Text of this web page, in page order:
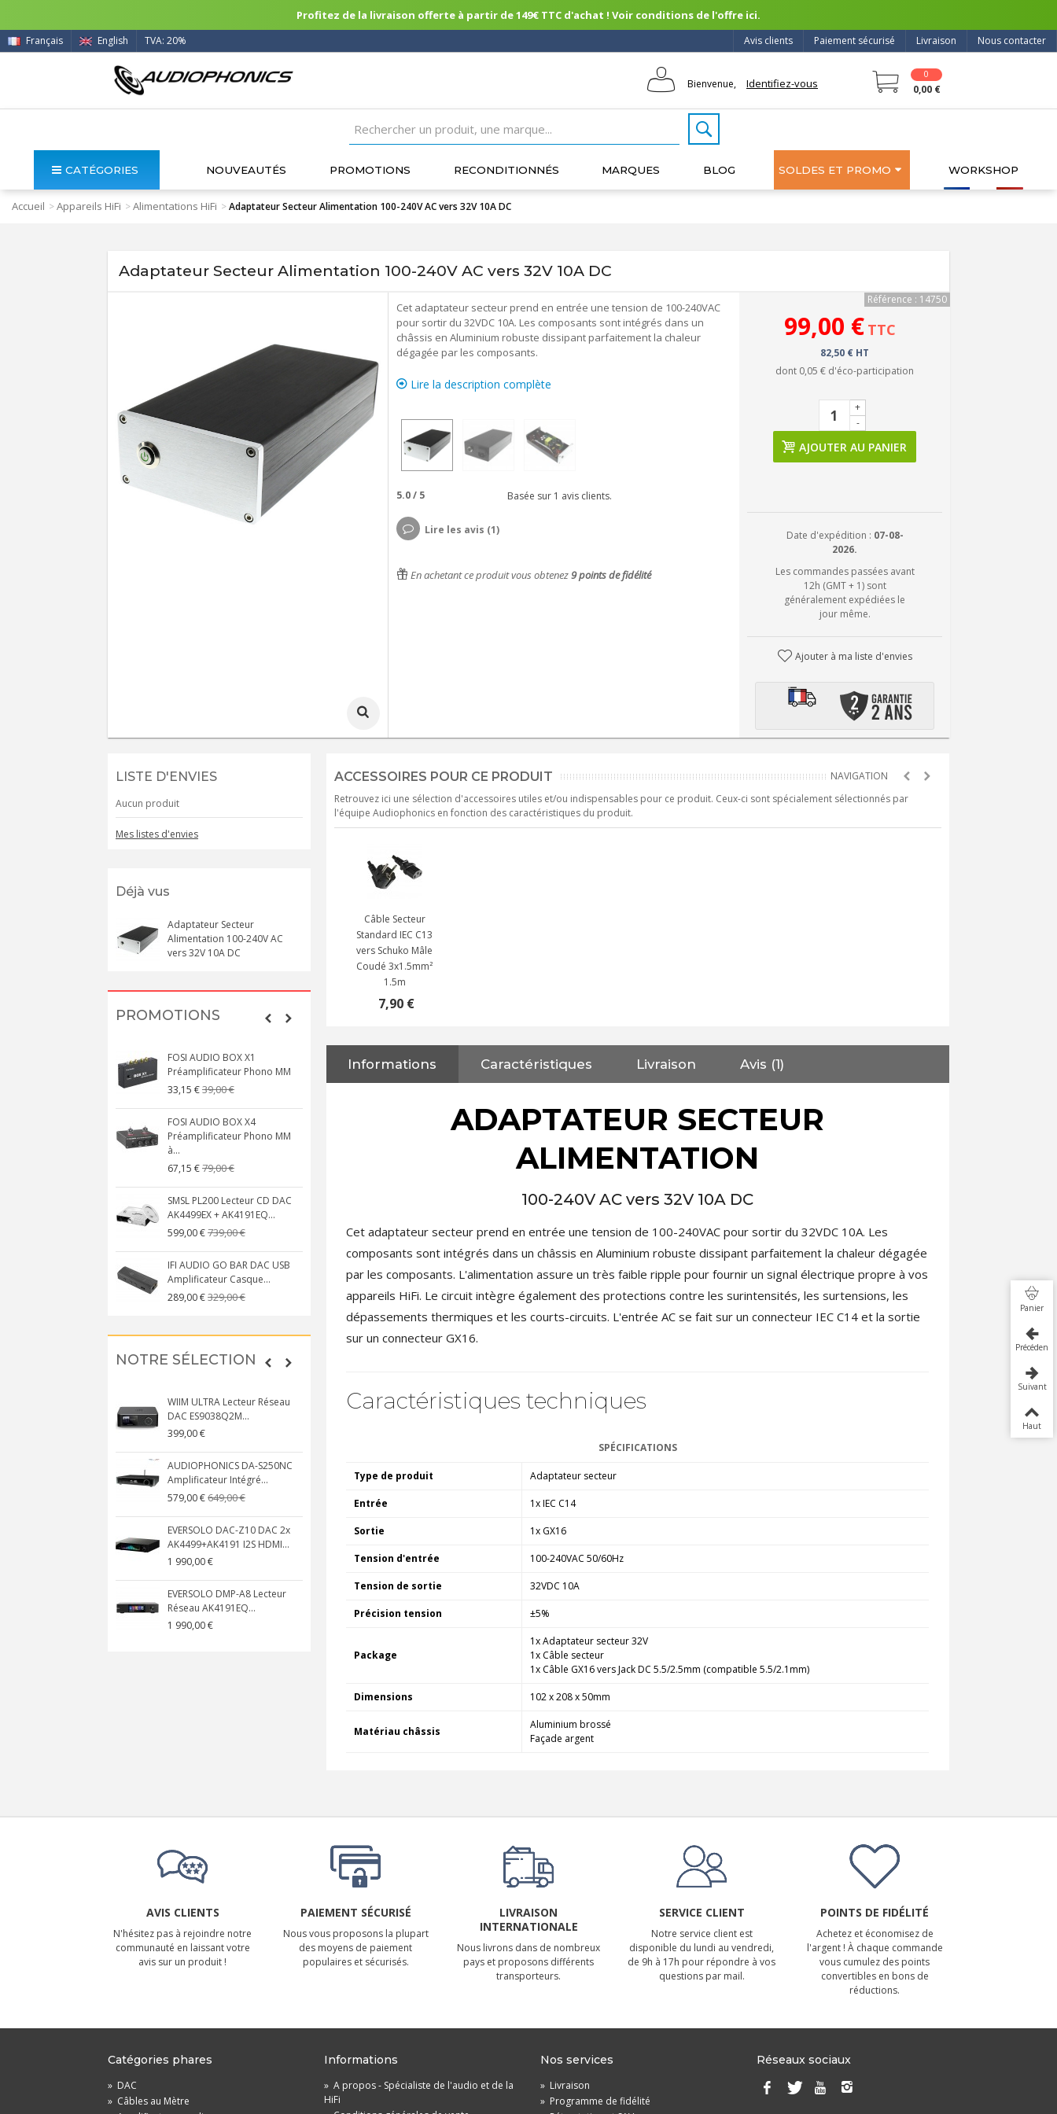
Profitez de la livraison offerte à partir de 149€ TTC d'achat ! Voir conditions de l'offre ici.
Nous contacter
Livraison
Paiement sécurisé
Avis clients
Français English TVA: 20%
Bienvenue, Identifiez-vous
0
0,00 €
CATÉGORIES NOUVEAUTÉS PROMOTIONS RECONDITIONNÉS MARQUES BLOG SOLDES ET PROMO WORKSHOP
Accueil >Appareils HiFi >Alimentations HiFi >Adaptateur Secteur Alimentation 100-240V AC vers 32V 10A DC
Adaptateur Secteur Alimentation 100-240V AC vers 32V 10A DC
Cet adaptateur secteur prend en entrée une tension de 100-240VAC
pour sortir du 32VDC 10A. Les composants sont intégrés dans un
châssis en Aluminium robuste dissipant parfaitement la chaleur
dégagée par les composants.
Lire la description complète
5.0/ 5 Basée sur 1 avis clients.
Lire les avis (1)
En achetant ce produit vous obtenez9points de fidélité
Référence : 14750
99,00 € TTC
82,50 € HT
dont 0,05 € d'éco-participation
-
+
AJOUTER AU PANIER
Date d'expédition : 07-08-
2026.
Les commandes passées avant
12h (GMT + 1) sont
généralement expédiées le
jour même.
Ajouter à ma liste d'envies
LISTE D'ENVIES
Aucun produit
Mes listes d'envies
Déjà vus
Adaptateur Secteur
Alimentation 100-240V AC
vers 32V 10A DC
PROMOTIONS
FOSI AUDIO BOX X1
Préamplificateur Phono MM
33,15 €39,00 €
FOSI AUDIO BOX X4
Préamplificateur Phono MM
à...
67,15 €79,00 €
SMSL PL200 Lecteur CD DAC
AK4499EX + AK4191EQ...
599,00 €739,00 €
IFI AUDIO GO BAR DAC USB
Amplificateur Casque...
289,00 €329,00 €
NEUTRIK NC3FXX Connecteur
XLR Femelle 3 Pôles...
[GRADE B] DAYTON AUDIO
FOSI AUDIO CA30
Amplificateur 4 Voies pour...
135,99 €159,99 €
NOTRE SÉLECTION
WIIM ULTRA Lecteur Réseau
DAC ES9038Q2M...
399,00 €
AUDIOPHONICS DA-S250NC
Amplificateur Intégré...
579,00 €649,00 €
EVERSOLO DAC-Z10 DAC 2x
AK4499+AK4191 I2S HDMI...
1 990,00 €
EVERSOLO DMP-A8 Lecteur
Réseau AK4191EQ...
1 990,00 €
AUDIOPHONICS DAW-S250NC
CLOSED NOIRE Casque...
919,00 €
EVERSOLO DMP-A6 MASTER
1 290,00 €
LUXSIN X9 DAC Amplificateur
Casque AK4191 +...
ACCESSOIRES POUR CE PRODUIT
Retrouvez ici une sélection d'accessoires utiles et/ou indispensables pour ce produit. Ceux-ci sont spécialement sélectionnés par
l'équipe Audiophonics en fonction des caractéristiques du produit.
Câble Secteur
Standard IEC C13
vers Schuko Mâle
Coudé 3x1.5mm²
1.5m
7,90 €
Informations Caractéristiques Livraison Avis (1)
ADAPTATEUR SECTEUR
ALIMENTATION
100-240V AC vers 32V 10A DC
Cet adaptateur secteur prend en entrée une tension de 100-240VAC pour sortir du 32VDC 10A. Les
composants sont intégrés dans un châssis en Aluminium robuste dissipant parfaitement la chaleur dégagée
par les composants. L'alimentation assure un très faible ripple pour fournir un signal électrique propre à vos
appareils HiFi. Le circuit intègre également des protections contre les surintensités, les surtensions, les
dépassements thermiques et les courts-circuits. L'entrée AC se fait sur un connecteur IEC C14 et la sortie
sur un connecteur GX16.
Caractéristiques techniques
SPÉCIFICATIONS
Type de produit Adaptateur secteur
Entrée 1x IEC C14
Sortie 1x GX16
Tension d'entrée 100-240VAC 50/60Hz
Tension de sortie 32VDC 10A
Précision tension ±5%
Package
1x Adaptateur secteur 32V
1x Câble secteur
1x Câble GX16 vers Jack DC 5.5/2.5mm (compatible 5.5/2.1mm)
Dimensions 102 x 208 x 50mm
Matériau châssis
Aluminium brossé
Façade argent
AVIS CLIENTS
N'hésitez pas à rejoindre notre
communauté en laissant votre
avis sur un produit !
PAIEMENT SÉCURISÉ
Nous vous proposons la plupart
des moyens de paiement
populaires et sécurisés.
LIVRAISON
INTERNATIONALE
Nous livrons dans de nombreux
pays et proposons différents
transporteurs.
SERVICE CLIENT
Notre service client est
disponible du lundi au vendredi,
de 9h à 17h pour répondre à vos
questions par mail.
POINTS DE FIDÉLITÉ
Achetez et économisez de
l'argent ! À chaque commande
vous cumulez des points
convertibles en bons de
réductions.
Catégories phares
» DAC
» Câbles au Mètre
Informations
» A propos - Spécialiste de l'audio et de la
HiFi
Nos services
» Livraison
» Programme de fidélité
Réseaux sociaux
Panier
Précédent
Suivant
Haut